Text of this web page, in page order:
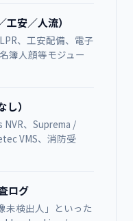
安／人流）
、工安配備、電子
簿人顔等モジュー
）
、Suprema /
VMS、消防受
ログ
未検出人」といった